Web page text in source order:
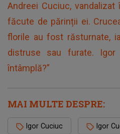
Andreei Cuciuc,
făcute de părinții ei.
florile au fost răsturnate,
distruse sau furate. Igor
întâmplă?”
MAI MULTE DESPRE:
Igor Cuciuc Igor